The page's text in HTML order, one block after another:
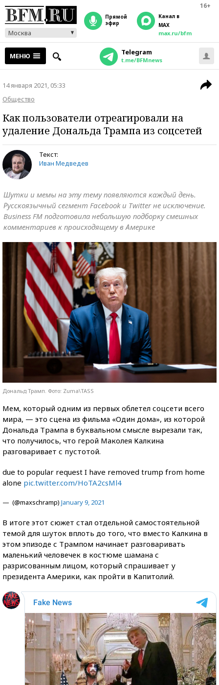
16+
Москва
прямой
эфир
Канал в
MAX
max.ru/bfm
МЕНЮ Telegram
t.me/BFMnews
14 января 2021, 05:33
Общество
Как пользователи отреагировали на
удаление Дональда Трампа из соцсетей
Текст:
Иван Медведев
Шутки и мемы на эту тему появляются каждый день.
Русскоязычный сегмент Facebook и Twitter не исключение.
Business FM подготовила небольшую подборку смешных
комментариев к происходящему в Америке
Дональд Трамп. Фото: Zuma\TASS
Мем, который одним из первых облетел соцсети всего
мира, — это сцена из фильма «Один дома», из которой
Дональда Трампа в буквальном смысле вырезали так,
что получилось, что герой Маколея Калкина
разговаривает с пустотой.
due to popular request I have removed trump from home
alone pic.twitter.com/HoTA2csMl4
— ᅟᅟᅟᅟᅟᅟᅟᅟ (@maxschramp) January 9, 2021
В итоге этот сюжет стал отдельной самостоятельной
темой для шуток вплоть до того, что вместо Калкина в
этом эпизоде с Трампом начинает разговаривать
маленький человечек в костюме шамана с
разрисованным лицом, который спрашивает у
президента Америки, как пройти в Капитолий.